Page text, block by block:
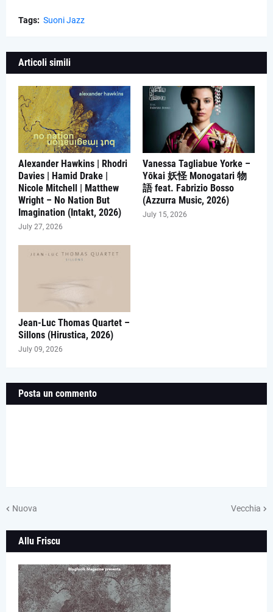
Tags: Suoni Jazz
Articoli simili
Alexander Hawkins | Rhodri
Davies | Hamid Drake |
Nicole Mitchell | Matthew
Wright – No Nation But
Imagination (Intakt, 2026)
July 27, 2026
Vanessa Tagliabue Yorke –
Yōkai 妖怪 Monogatari 物
語 feat. Fabrizio Bosso
(Azzurra Music, 2026)
July 15, 2026
Jean-Luc Thomas Quartet –
Sillons (Hirustica, 2026)
July 09, 2026
Posta un commento
Nuova Vecchia
Allu Friscu